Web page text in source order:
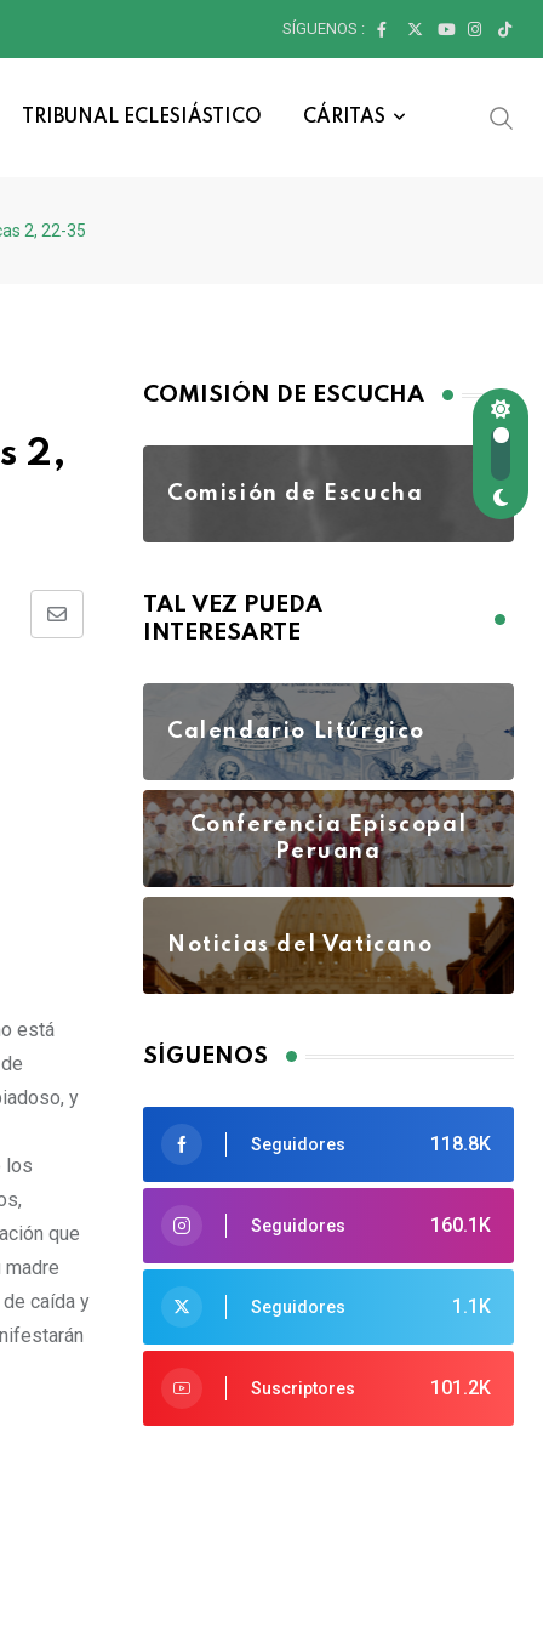
SÍGUENOS :
TRIBUNAL ECLESIÁSTICO CÁRITAS
2, 22-35
2,
está
y
los
que
madre
caída y
COMISIÓN DE ESCUCHA
Comisión de Escucha
TAL VEZ PUEDA
INTERESARTE
Calendario Litúrgico
Conferencia Episcopal
Peruana
Noticias del Vaticano
SÍGUENOS
118.8K
Seguidores
160.1K
Seguidores
1.1K
Seguidores
101.2K
Suscriptores